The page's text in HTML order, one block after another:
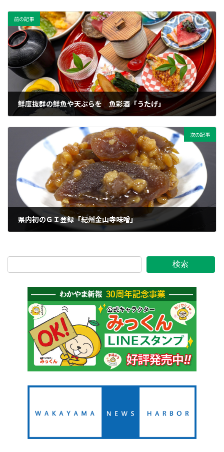
前の記事
鮮度抜群の鮮魚や天ぷらを 魚彩酒「うたげ」
次の記事
県内初のＧＩ登録「紀州金山寺味噌」
検索